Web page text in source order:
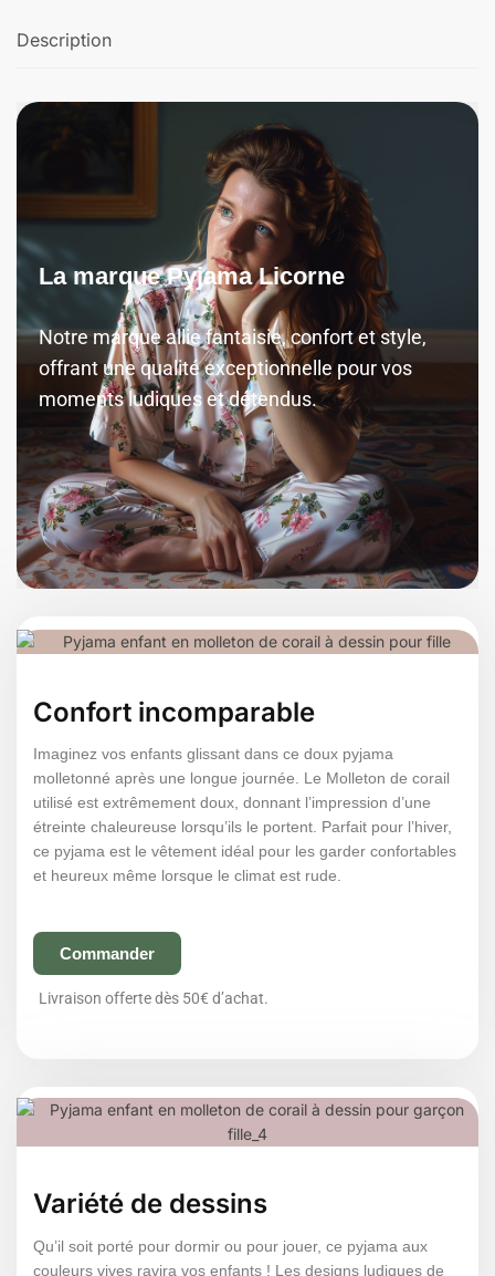
Description
La marque Pyjama Licorne
Notre marque allie fantaisie, confort et style,
offrant une qualité exceptionnelle pour vos
moments ludiques et détendus.
Confort incomparable
Imaginez vos enfants glissant dans ce doux pyjama
molletonné après une longue journée. Le Molleton de corail
utilisé est extrêmement doux, donnant l’impression d’une
étreinte chaleureuse lorsqu’ils le portent. Parfait pour l’hiver,
ce pyjama est le vêtement idéal pour les garder confortables
et heureux même lorsque le climat est rude.
Commander
Livraison offerte dès 50€ d’achat.
Variété de dessins
Qu’il soit porté pour dormir ou pour jouer, ce pyjama aux
couleurs vives ravira vos enfants ! Les designs ludiques de